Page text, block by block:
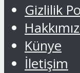
Gizlilik
Künye
İletişim